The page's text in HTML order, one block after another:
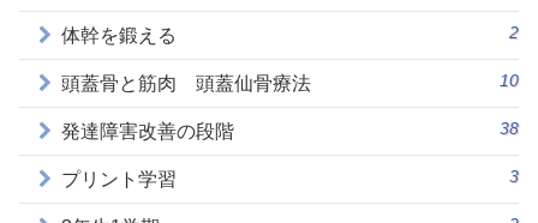
体幹を鍛える 2
頭蓋骨と筋肉 頭蓋仙骨療法 10
発達障害改善の段階 38
プリント学習 3